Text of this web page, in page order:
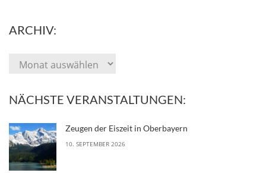
ARCHIV:
NÄCHSTE VERANSTALTUNGEN:
Zeugen der Eiszeit in Oberbayern
10. SEPTEMBER 2026